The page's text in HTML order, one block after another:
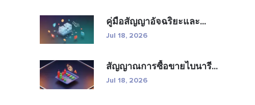
คู่มือสัญญาอัจฉริยะและ...
Jul 18, 2026
สัญญาณการซื้อขายไบนารี...
Jul 18, 2026